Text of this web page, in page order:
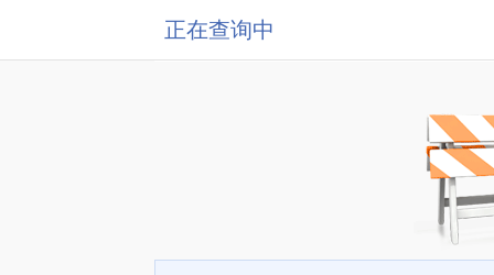
正在查询中